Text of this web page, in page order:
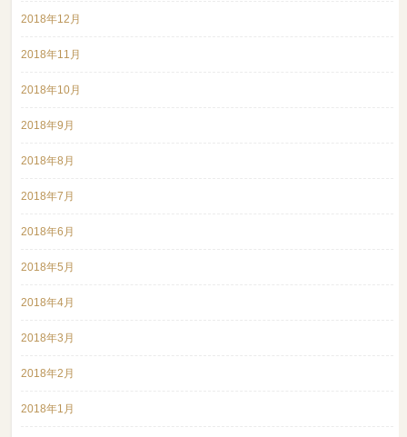
2018年12月
2018年11月
2018年10月
2018年9月
2018年8月
2018年7月
2018年6月
2018年5月
2018年4月
2018年3月
2018年2月
2018年1月